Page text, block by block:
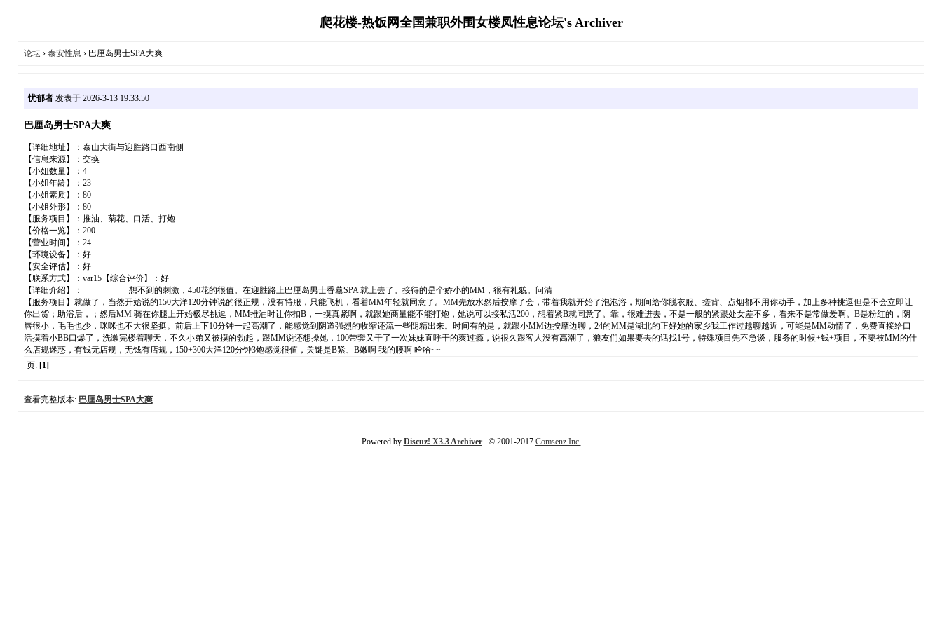
爬花楼-热饭网全国兼职外围女楼凤性息论坛's Archiver
论坛› 泰安性息 › 巴厘岛男士SPA大爽
忧郁者发表于 2026-3-13 19:33:50
巴厘岛男士SPA大爽
【详细地址】：泰山大街与迎胜路口西南侧
【信息来源】：交换
【小姐数量】：4
【小姐年龄】：23
【小姐素质】：80
【小姐外形】：80
【服务项目】：推油、菊花、口活、打炮
【价格一览】：200
【营业时间】：24
【环境设备】：好
【安全评估】：好
【联系方式】：var15【综合评价】：好
【详细介绍】： 想不到的刺激，450花的很值。在迎胜路上巴厘岛男士香薰SPA 就上去了。接待的是个娇小的MM，很有礼貌。问清
【服务项目】就做了，当然开始说的150大洋120分钟说的很正规，没有特服，只能飞机，看着MM年轻就同意了。MM先放水然后按摩了会，带着我就开始了泡泡浴，期间给你脱衣服、搓背、点烟都不用你动手，加上多种挑逗但是不会立即让
你出货；助浴后，；然后MM 骑在你腿上开始极尽挑逗，MM推油时让你扣B，一摸真紧啊，就跟她商量能不能打炮，她说可以接私活200，想着紧B就同意了。靠，很难进去，不是一般的紧跟处女差不多，看来不是常做爱啊。B是粉红的，阴
唇很小，毛毛也少，咪咪也不大很坚挺。前后上下10分钟一起高潮了，能感觉到阴道强烈的收缩还流一些阴精出来。时间有的是，就跟小MM边按摩边聊，24的MM是湖北的正好她的家乡我工作过越聊越近，可能是MM动情了，免费直接给口
活摸着小BB口爆了，洗漱完楼着聊天，不久小弟又被摸的勃起，跟MM说还想操她，100带套又干了一次妹妹直呼干的爽过瘾，说很久跟客人没有高潮了，狼友们如果要去的话找1号，特殊项目先不急谈，服务的时候+钱+项目，不要被MM的什
么店规迷惑，有钱无店规，无钱有店规，150+300大洋120分钟3炮感觉很值，关键是B紧、B嫩啊 我的腰啊 哈哈~~
页: [1]
查看完整版本: 巴厘岛男士SPA大爽
Powered by Discuz! X3.3 Archiver© 2001-2017 Comsenz Inc.